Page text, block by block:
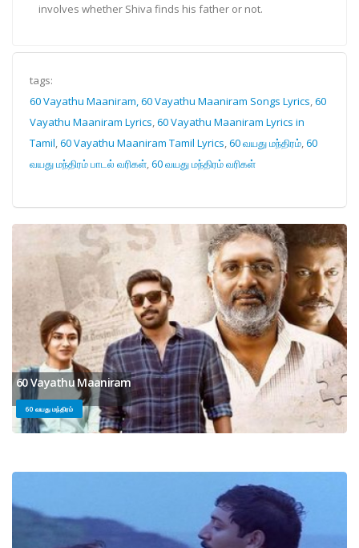
involves whether Shiva finds his father or not.
tags:
60 Vayathu Maaniram, 60 Vayathu Maaniram Songs Lyrics,60
Vayathu Maaniram Lyrics,60 Vayathu Maaniram Lyrics in
Tamil,60 Vayathu Maaniram Tamil Lyrics,60 வயது மந்திரம்,60
வயது மந்திரம் பாடல் வரிகள்,60 வயது மந்திரம் வரிகள்
60 Vayathu Maaniram
60 வயது மந்திரம்